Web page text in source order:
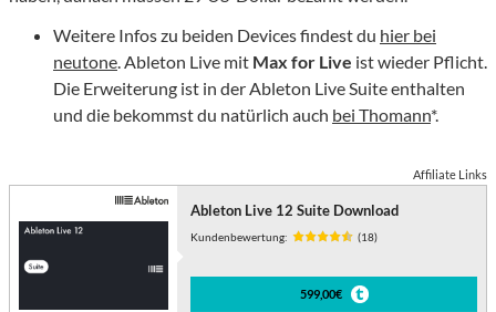
Weitere Infos zu beiden Devices findest du hier bei
neutone. Ableton Live mit Max for Live ist wieder Pflicht.
Die Erweiterung ist in der Ableton Live Suite enthalten
und die bekommst du natürlich auch bei Thomann*.
Affiliate Links
Ableton Live 12 Suite Download
Kundenbewertung: (18)
599,00€